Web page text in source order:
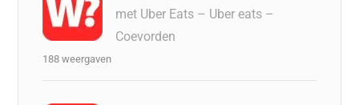
met Uber Eats – Uber eats –
Coevorden
188 weergaven